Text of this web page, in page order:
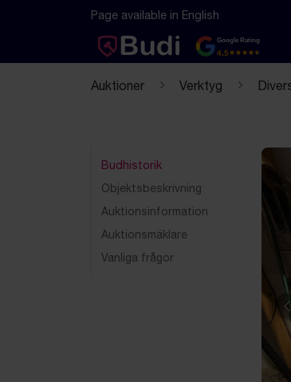
Hoppa till innehåll
Textbaserad (markdown) version av denna sida
Page available in English
Google Rating
4.5
Auktioner Verktyg
Budhistorik
Objektsbeskrivning
Auktionsinformation
Auktionsmäklare
Vanliga frågor